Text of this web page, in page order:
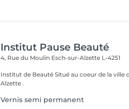
Institut Pause Beauté
4, Rue du Moulin Esch-sur-Alzette L-4251
Institut de Beauté Situé au coeur de la ville depuis 2001 à Esch sur
Alzette .
Vernis semi permanent